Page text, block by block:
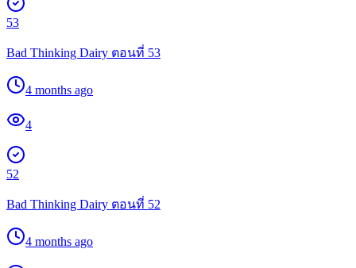
53
Bad Thinking Dairy ตอนที่ 53
4 months ago
4
52
Bad Thinking Dairy ตอนที่ 52
4 months ago